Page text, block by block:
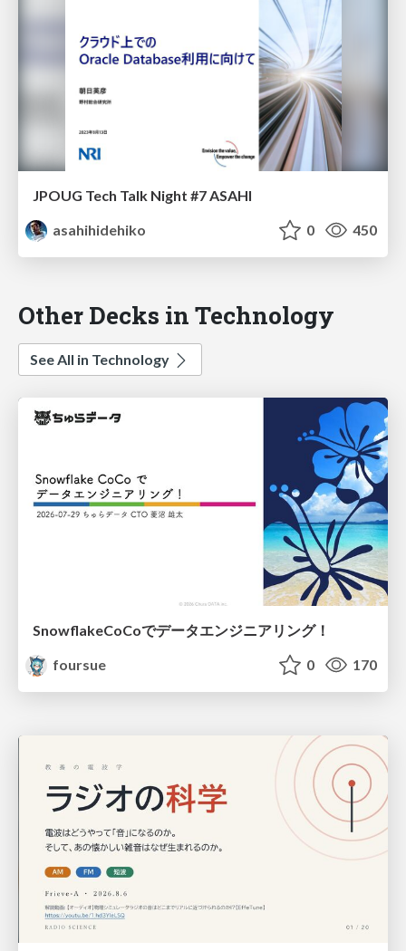
JPOUG Tech Talk Night #7 ASAHI
asahihidehiko
0 450
Other Decks in Technology
See All in Technology
SnowflakeCoCoでデータエンジニアリング！
foursue
0 170